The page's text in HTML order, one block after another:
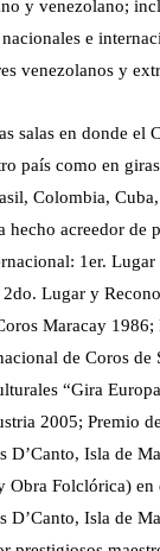
y venezolano;
e
venezolanos y
salas en donde el
país como en
Colombia,
hecho acreedor de
1er. Lugar
Lugar y
Maracay 1986;
de Coros de
“Gira
2005; Premio
D’Canto, Isla de
Obra Folclórica) en
D’Canto, Isla de